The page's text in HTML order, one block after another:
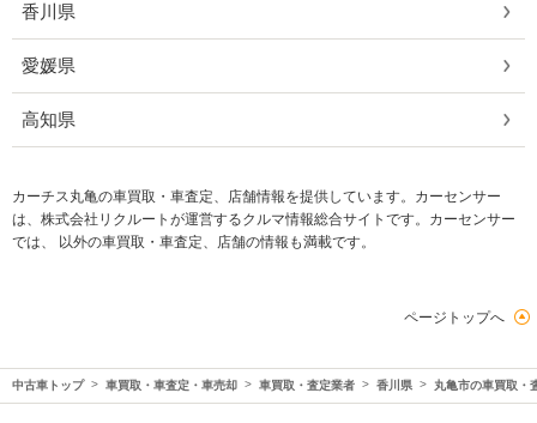
香川県
愛媛県
高知県
カーチス丸亀の車買取・車査定、店舗情報を提供しています。カーセンサー
は、株式会社リクルートが運営するクルマ情報総合サイトです。カーセンサー
では、 以外の車買取・車査定、店舗の情報も満載です。
ページトップへ
中古車トップ 車買取・車査定・車売却 車買取・査定業者 香川県 丸亀市の車買取・